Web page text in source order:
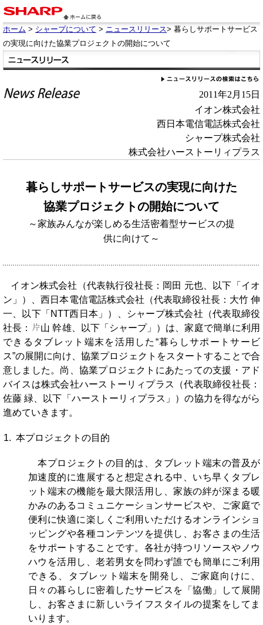
ホーム > シャープについて > ニュースリリース> 暮らしサポートサービス
の実現に向けた協業プロジェクトの開始について
2011年2月15日
イオン株式会社
西日本電信電話株式会社
シャープ株式会社
株式会社ハーストーリィプラス
暮らしサポートサービスの実現に向けた
協業プロジェクトの開始について
～家族みんなが楽しめる生活密着型サービスの提
供に向けて～
イオン株式会社（代表執行役社長：岡田 元也、以下「イオ
ン」）、西日本電信電話株式会社（代表取締役社長：大竹 伸
一、以下「NTT西日本」）、シャープ株式会社（代表取締役
社長：
山 幹雄、以下「シャープ」）は、家庭で簡単に利用
できるタブレット端末を活用した“暮らしサポートサービ
ス”の展開に向け、協業プロジェクトをスタートすることで合
意しました。尚、協業プロジェクトにあたっての支援・アド
バイスは株式会社ハーストーリィプラス（代表取締役社長：
佐藤 緑、以下「ハーストーリィプラス」）の協力を得ながら
進めていきます。
1. 本プロジェクトの目的
本プロジェクトの目的は、タブレット端末の普及が
加速度的に進展すると想定される中、いち早くタブレ
ット端末の機能を最大限活用し、家族の絆が深まる暖
かみのあるコミュニケーションサービスや、ご家庭で
便利に快適に楽しくご利用いただけるオンラインショ
ッピングや各種コンテンツを提供し、お客さまの生活
をサポートすることです。各社が持つリソースやノウ
ハウを活用し、老若男女を問わず誰でも簡単にご利用
できる、タブレット端末を開発し、ご家庭向けに、
日々の暮らしに密着したサービスを「協働」して展開
し、お客さまに新しいライフスタイルの提案をしてま
いります。